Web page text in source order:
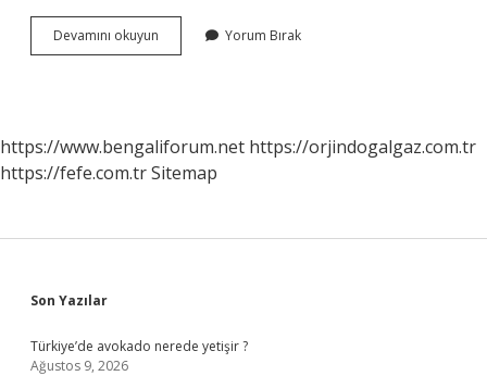
Devamını okuyun Bebekler
Normal
Yorum Bırak
https://www.bengaliforum.net https://orjindogalgaz.com.tr
https://fefe.com.trSitemap
Sidebar
Son Yazılar
Türkiye’de avokado nerede yetişir ?
Ağustos 9, 2026